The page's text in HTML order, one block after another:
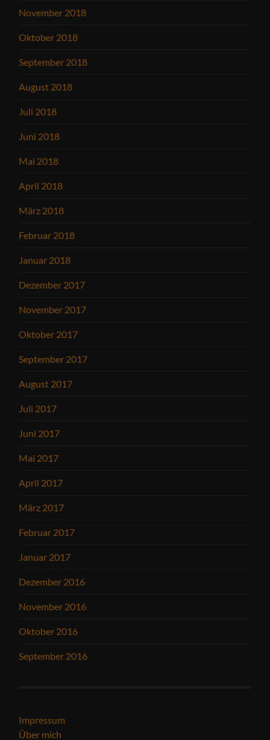
November 2018
Oktober 2018
September 2018
August 2018
Juli 2018
Juni 2018
Mai 2018
April 2018
März 2018
Februar 2018
Januar 2018
Dezember 2017
November 2017
Oktober 2017
September 2017
August 2017
Juli 2017
Juni 2017
Mai 2017
April 2017
März 2017
Februar 2017
Januar 2017
Dezember 2016
November 2016
Oktober 2016
September 2016
Impressum
Über mich